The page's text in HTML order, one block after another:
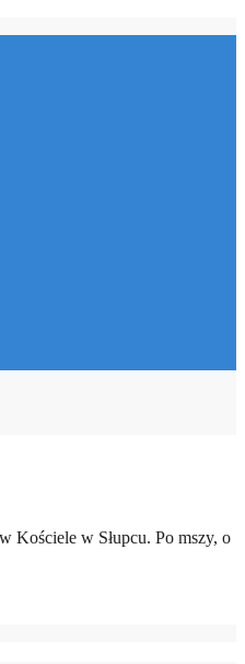
Kościele w Słupcu. Po mszy, o